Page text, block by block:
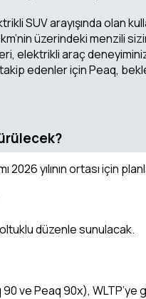
SUV arayışında olan
üzerindeki menzili
elektrikli araç
edenler için Peaq,
2026 yılının ortası için
düzenle sunulacak.
ve Peaq 90x), WLTP’ye